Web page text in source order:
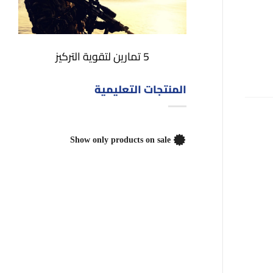
5 تمارين لتقوية التركيز
المنتجات التعليمية
Show only products on sale